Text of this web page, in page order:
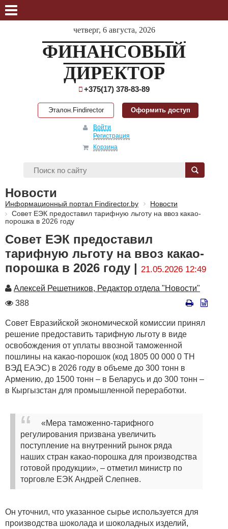
четверг, 6 августа, 2026
ФИНАНСОВЫЙ
ДИРЕКТОР
+375(17) 378-83-89
Эталон.Findirector Оформить доступ
Войти
Регистрация
Корзина
Новости
Информационный портал Findirector.by
Новости
Совет ЕЭК предоставил тарифную льготу на ввоз какао-
порошка в 2026 году
Совет ЕЭК предоставил
тарифную льготу на ввоз какао-
порошка в 2026 году | 21.05.2026 12:49
Автор
Алексей Решетников, Редактор отдела "Новости"
Количество
388
Совет Евразийской экономической комиссии принял
решение предоставить тарифную льготу в виде
освобождения от уплаты ввозной таможенной
пошлины на какао-порошок (код 1805 00 000 0 ТН
ВЭД ЕАЭС) в 2026 году в объеме до 300 тонн в
Армению, до 1500 тонн – в Беларусь и до 300 тонн –
в Кыргызстан для промышленной переработки.
«Мера таможенно-тарифного
регулирования призвана увеличить
поступление на внутренний рынок ряда
наших стран какао-порошка для производства
готовой продукции», – отметил министр по
торговле ЕЭК Андрей Слепнев.
Он уточнил, что указанное сырье используется для
производства шоколада и шоколадных изделий,